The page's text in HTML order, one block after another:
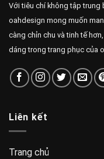
Với tiêu chí không tập trung
oahdesign mong muốn
càng chỉn chu và tinh tế
dáng trong trang phục của
Liên kết
Trang chủ